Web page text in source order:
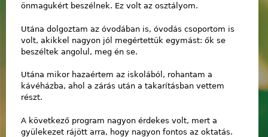
önmagukért beszélnek. Ez volt az osztályom.
Utána dolgoztam az óvodában is, óvodás csoportom is
volt, akikkel nagyon jól megértettük egymást: ők se
beszéltek angolul, meg én se.
Utána mikor hazaértem az iskolából, rohantam a
kávéházba, ahol a zárás után a takarításban vettem
részt.
A következő program nagyon érdekes volt, mert a
gyülekezet rájött arra, hogy nagyon fontos az oktatás.